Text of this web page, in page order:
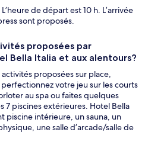
de départ est 10 h. L’arrivée
sont proposés.
proposées par
Bella Italia et aux alentours?
proposées sur place,
votre jeu sur les courts
au spa ou faites quelques
7 piscines extérieures. Hotel Bella
piscine intérieure, un sauna, un
une salle d’arcade/salle de